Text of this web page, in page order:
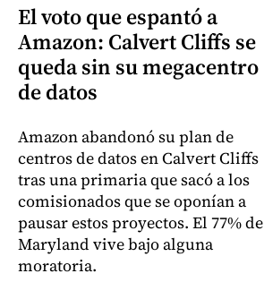
El voto que espantó a
Amazon: Calvert Cliffs se
queda sin su megacentro
de datos
Amazon abandonó su plan de
centros de datos en Calvert Cliffs
tras una primaria que sacó a los
comisionados que se oponían a
pausar estos proyectos. El 77% de
Maryland vive bajo alguna
moratoria.